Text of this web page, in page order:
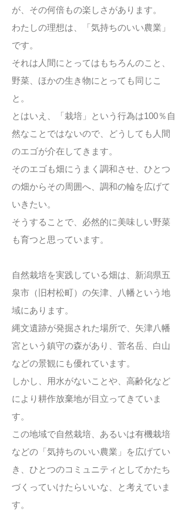
が、その何倍もの楽しさがあります。
わたしの理想は、「気持ちのいい農業」
です。
それは人間にとってはもちろんのこと、
野菜、ほかの生き物にとっても同じこ
と。
とはいえ、「栽培」という行為は100％自
然なことではないので、どうしても人間
のエゴが介在してきます。
そのエゴも畑にうまく調和させ、ひとつ
の畑からその周囲へ、調和の輪を広げて
いきたい。
そうすることで、必然的に美味しい野菜
も育つと思っています。
自然栽培を実践している畑は、新潟県五
泉市（旧村松町）の矢津、八幡という地
域にあります。
縄文遺跡が発掘された場所で、矢津八幡
宮という鎮守の森があり、菅名岳、白山
などの景観にも優れています。
しかし、用水がないことや、高齢化など
により耕作放棄地が目立ってきていま
す。
この地域で自然栽培、あるいは有機栽培
などの「気持ちのいい農業」を広げてい
き、ひとつのコミュニティとしてかたち
づくっていけたらいいな、と考えていま
す。